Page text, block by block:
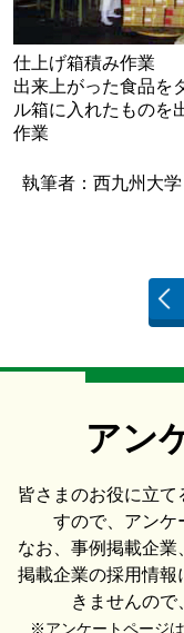
仕上げ箱積み作業
出来上がった食品を
ル箱に入れたものを
作業
執筆者：西九州
アン
皆さまのお役に立て
すので、アンケ
なお、事例掲載企業
掲載企業の採用情報
きませんので
※アンケートページ